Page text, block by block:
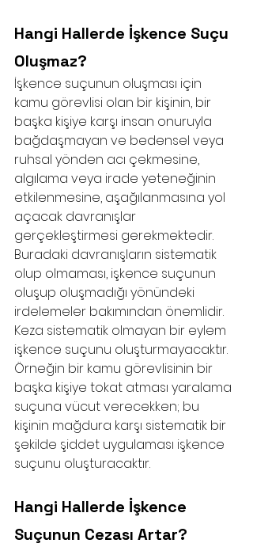
Hangi Hallerde İşkence Suçu
Oluşmaz?
İşkence suçunun oluşması için
kamu görevlisi olan bir kişinin, bir
başka kişiye karşı insan onuruyla
bağdaşmayan ve bedensel veya
ruhsal yönden acı çekmesine,
algılama veya irade yeteneğinin
etkilenmesine, aşağılanmasına yol
açacak davranışlar
gerçekleştirmesi gerekmektedir.
Buradaki davranışların sistematik
olup olmaması, işkence suçunun
oluşup oluşmadığı yönündeki
irdelemeler bakımından önemlidir.
Keza sistematik olmayan bir eylem
işkence suçunu oluşturmayacaktır.
Örneğin bir kamu görevlisinin bir
başka kişiye tokat atması yaralama
suçuna vücut verecekken; bu
kişinin mağdura karşı sistematik bir
şekilde şiddet uygulaması işkence
suçunu oluşturacaktır.
Hangi Hallerde İşkence
Suçunun Cezası Artar?